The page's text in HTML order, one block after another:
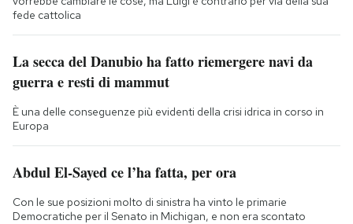
fede cattolica
La secca del Danubio ha fatto riemergere navi da
guerra e resti di mammut
È una delle conseguenze più evidenti della crisi idrica in corso in
Europa
Abdul El-Sayed ce l’ha fatta, per ora
Con le sue posizioni molto di sinistra ha vinto le primarie
Democratiche per il Senato in Michigan, e non era scontato